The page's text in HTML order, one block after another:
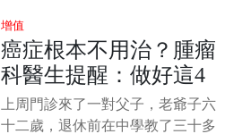
店，櫥窗里琳瑯滿目的麵包總是讓
人挑花了眼，香甜的氣味更是讓人
忍不住想多買幾個。 然而，並非所
有麵包都值得購買，有些麵包看似
誘人，實則暗藏"貓膩"。
增值
癌症根本不用治？腫瘤
科醫生提醒：做好這4
點，或可長期生存
上周門診來了一對父子，老爺子六
十二歲，退休前在中學教了三十多